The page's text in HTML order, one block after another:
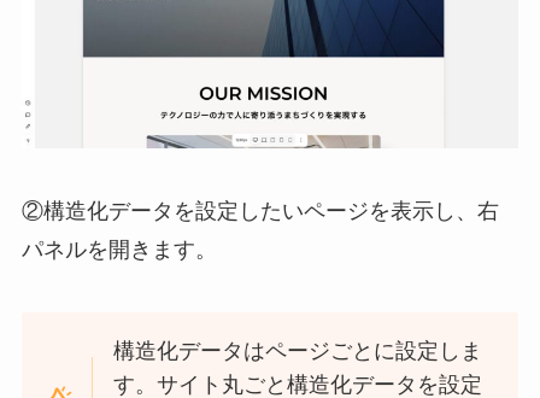
②構造化データを設定したいページを表示し、右
パネルを開きます。
構造化データはページごとに設定しま
す。サイト丸ごと構造化データを設定